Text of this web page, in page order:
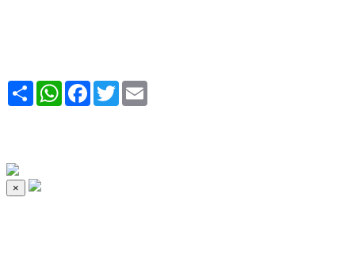
Share WhatsAppFacebook
Twitter
×